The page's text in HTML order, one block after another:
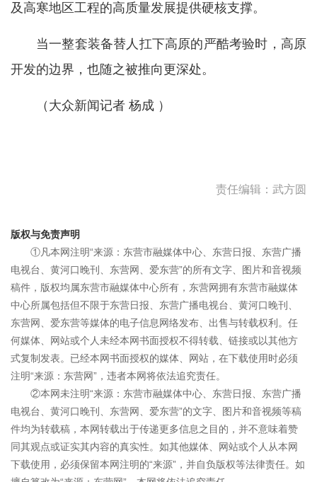
及高寒地区工程的高质量发展提供硬核支撑。
当一整套装备替人扛下高原的严酷考验时，高原
开发的边界，也随之被推向更深处。
（大众新闻记者 杨成 ）
责任编辑：武方圆
版权与免责声明
①凡本网注明“来源：东营市融媒体中心、东营日报、东营广播
电视台、黄河口晚刊、东营网、爱东营”的所有文字、图片和音视频
稿件，版权均属东营市融媒体中心所有，东营网拥有东营市融媒体
中心所属包括但不限于东营日报、东营广播电视台、黄河口晚刊、
东营网、爱东营等媒体的电子信息网络发布、出售与转载权利。任
何媒体、网站或个人未经本网书面授权不得转载、链接或以其他方
式复制发表。已经本网书面授权的媒体、网站，在下载使用时必须
注明“来源：东营网”，违者本网将依法追究责任。
②本网未注明“来源：东营市融媒体中心、东营日报、东营广播
电视台、黄河口晚刊、东营网、爱东营”的文字、图片和音视频等稿
件均为转载稿，本网转载出于传递更多信息之目的，并不意味着赞
同其观点或证实其内容的真实性。如其他媒体、网站或个人从本网
下载使用，必须保留本网注明的“来源”，并自负版权等法律责任。如